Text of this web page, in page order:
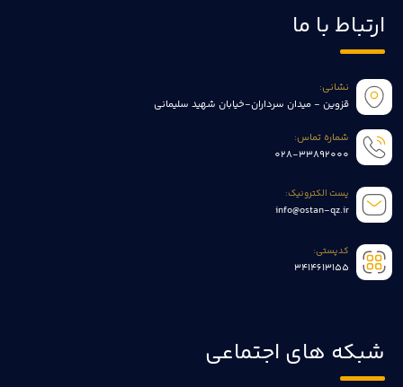
ارتباط با ما
نشانی:
قزوین - میدان سرداران-خیابان شهید سلیمانی
شماره تماس:
028-33892000
پست الکترونیک:
info@ostan-qz.ir
کدپستی:
3414613155
شبکه های اجتماعی